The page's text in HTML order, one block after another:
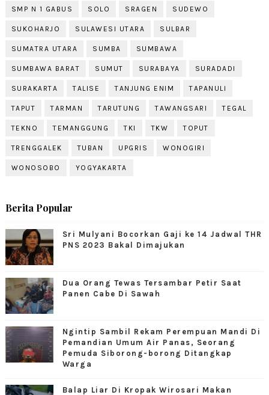
SMP N 1 GABUS SOLO SRAGEN SUDEWO
SUKOHARJO SULAWESI UTARA SULBAR
SUMATRA UTARA SUMBA SUMBAWA
SUMBAWA BARAT SUMUT SURABAYA SURADADI
SURAKARTA TALISE TANJUNG ENIM TAPANULI
TAPUT TARMAN TARUTUNG TAWANGSARI TEGAL
TEKNO TEMANGGUNG TKI TKW TOPUT
TRENGGALEK TUBAN UPGRIS WONOGIRI
WONOSOBO YOGYAKARTA
Berita Popular
Sri Mulyani Bocorkan Gaji ke 14 Jadwal THR
PNS 2023 Bakal Dimajukan
Dua Orang Tewas Tersambar Petir Saat
Panen Cabe Di Sawah
Ngintip Sambil Rekam Perempuan Mandi Di
Pemandian Umum Air Panas, Seorang
Pemuda Siborong-borong Ditangkap
Warga
Balap Liar Di Kropak Wirosari Makan